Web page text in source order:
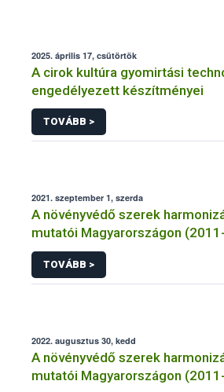
2025. április 17, csütörtök
A cirok kultúra gyomirtási
engedélyezett készítményei
TOVÁBB >
2021. szeptember 1, szerda
A növényvédő szerek
mutatói Magyarországon
TOVÁBB >
2022. augusztus 30, kedd
A növényvédő szerek
mutatói Magyarországon